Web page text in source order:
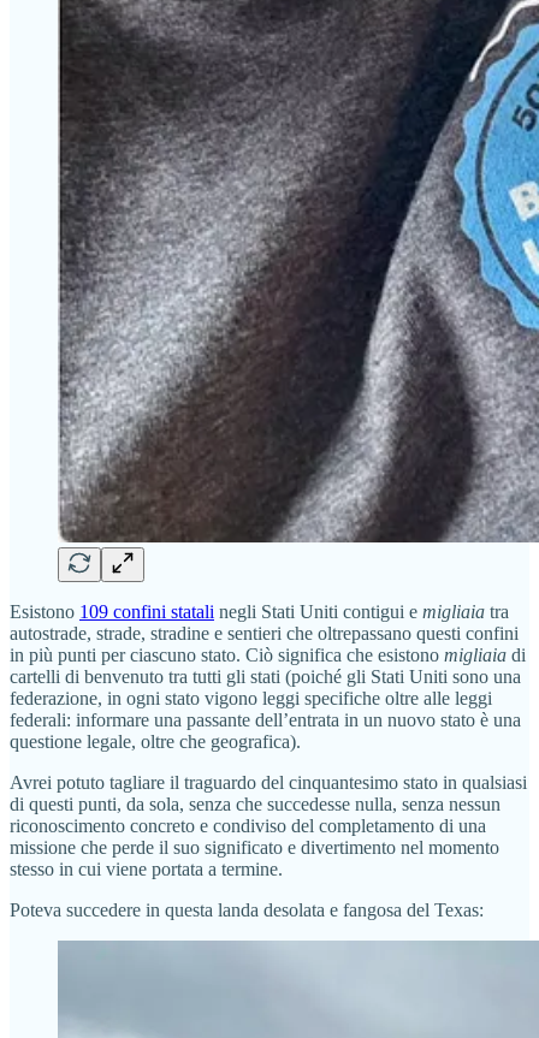
Esistono 109 confini statali negli Stati Uniti contigui e migliaia tra
autostrade, strade, stradine e sentieri che oltrepassano questi confini
in più punti per ciascuno stato. Ciò significa che esistono migliaia di
cartelli di benvenuto tra tutti gli stati (poiché gli Stati Uniti sono una
federazione, in ogni stato vigono leggi specifiche oltre alle leggi
federali: informare una passante dell’entrata in un nuovo stato è una
questione legale, oltre che geografica).
Avrei potuto tagliare il traguardo del cinquantesimo stato in qualsiasi
di questi punti, da sola, senza che succedesse nulla, senza nessun
riconoscimento concreto e condiviso del completamento di una
missione che perde il suo significato e divertimento nel momento
stesso in cui viene portata a termine.
Poteva succedere in questa landa desolata e fangosa del Texas: